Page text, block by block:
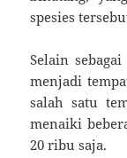
spesies
Selain
menjadi
salah satu
menaiki
20 ribu saja.